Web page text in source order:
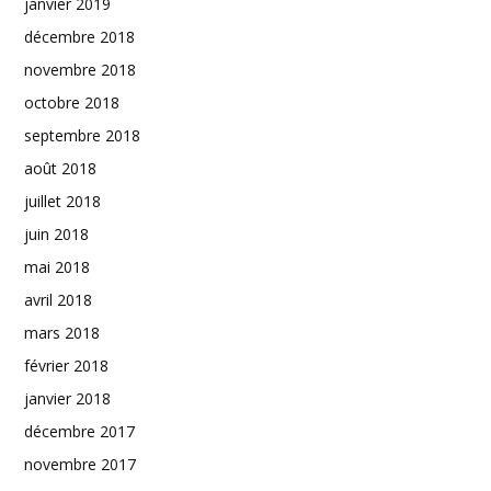
décembre 2018
novembre 2018
octobre 2018
septembre 2018
août 2018
juillet 2018
juin 2018
mai 2018
avril 2018
mars 2018
février 2018
janvier 2018
décembre 2017
novembre 2017